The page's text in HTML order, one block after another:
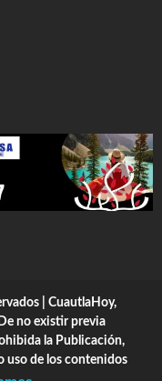
| CuautlaHoy,
no existir previa
la Publicación,
uso de los contenidos